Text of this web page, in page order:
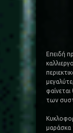
Επειδή
των
μαράσκα